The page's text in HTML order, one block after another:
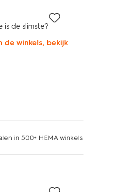
is de slimste?
de winkels, bekijk
in 500+ HEMA winkels